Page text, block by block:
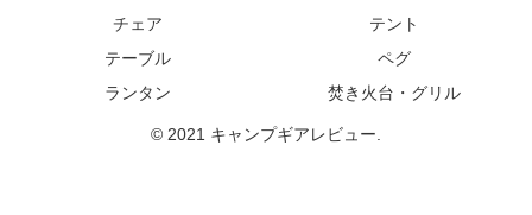
チェア
テント
テーブル
ペグ
ランタン
焚き火台・グリル
© 2021 キャンプギアレビュー.